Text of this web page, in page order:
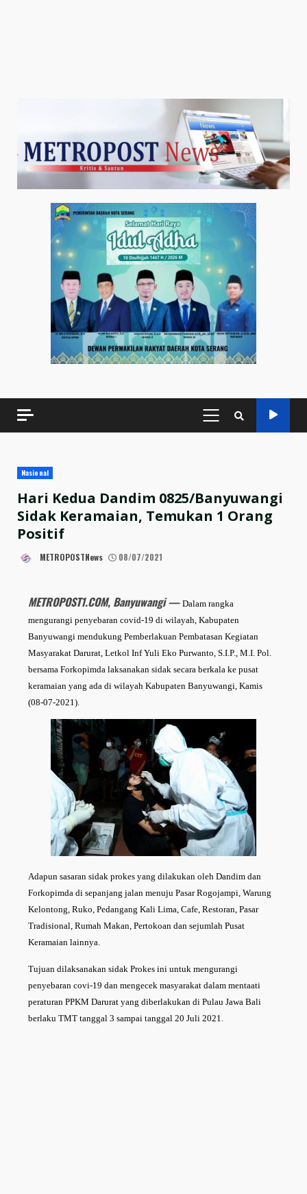
PRIMARY
MENU
Nasional
Hari Kedua Dandim 0825/Banyuwangi
Sidak Keramaian, Temukan 1 Orang
Positif
METROPOSTNews 08/07/2021
METROPOST1.COM, Banyuwangi — Dalam rangka
mengurangi penyebaran covid-19 di wilayah, Kabupaten
Banyuwangi mendukung Pemberlakuan Pembatasan Kegiatan
Masyarakat Darurat, Letkol Inf Yuli Eko Purwanto, S.I.P., M.I. Pol.
bersama Forkopimda laksanakan sidak secara berkala ke pusat
keramaian yang ada di wilayah Kabupaten Banyuwangi, Kamis
(08-07-2021).
Adapun sasaran sidak prokes yang dilakukan oleh Dandim dan
Forkopimda di sepanjang jalan menuju Pasar Rogojampi, Warung
Kelontong, Ruko, Pedangang Kali Lima, Cafe, Restoran, Pasar
Tradisional, Rumah Makan, Pertokoan dan sejumlah Pusat
Keramaian lainnya.
Tujuan dilaksanakan sidak Prokes ini untuk mengurangi
penyebaran covi-19 dan mengecek masyarakat dalam mentaati
peraturan PPKM Darurat yang diberlakukan di Pulau Jawa Bali
berlaku TMT tanggal 3 sampai tanggal 20 Juli 2021.